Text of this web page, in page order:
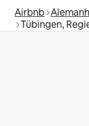
Airbnb
Tübingen,